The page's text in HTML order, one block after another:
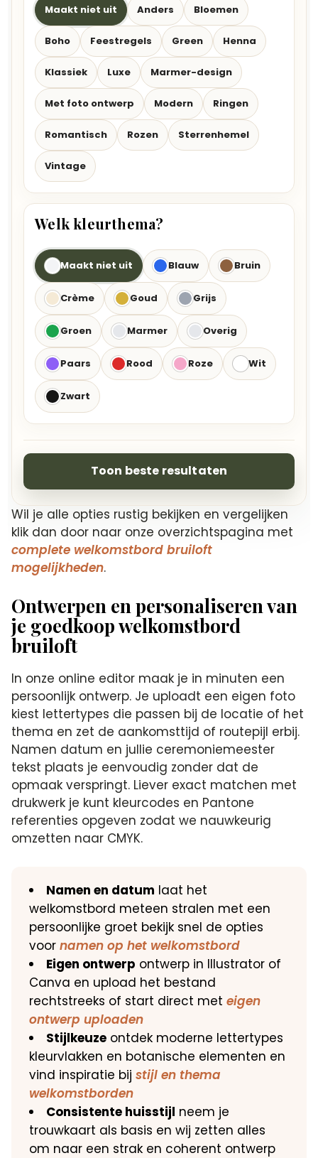
Maakt niet uit Anders Bloemen
Boho Feestregels Green Henna
Klassiek Luxe Marmer-design
Met foto ontwerp Modern Ringen
Romantisch Rozen Sterrenhemel
Vintage
Welk kleurthema?
Maakt niet uit Blauw Bruin
Crème Goud Grijs
Groen Marmer Overig
Paars Rood Roze Wit
Zwart
Toon beste resultaten
Wil je alle opties rustig bekijken en vergelijken
klik dan door naar onze overzichtspagina met
complete welkomstbord bruiloft
mogelijkheden.
Ontwerpen en personaliseren van
je goedkoop welkomstbord
bruiloft
In onze online editor maak je in minuten een
persoonlijk ontwerp. Je uploadt een eigen foto
kiest lettertypes die passen bij de locatie of het
thema en zet de aankomsttijd of routepijl erbij.
Namen datum en jullie ceremoniemeester
tekst plaats je eenvoudig zonder dat de
opmaak verspringt. Liever exact matchen met
drukwerk je kunt kleurcodes en Pantone
referenties opgeven zodat we nauwkeurig
omzetten naar CMYK.
Namen en datum laat het
welkomstbord meteen stralen met een
persoonlijke groet bekijk snel de opties
voornamen op het welkomstbord
Eigen ontwerp ontwerp in Illustrator of
Canva en upload het bestand
rechtstreeks of start direct meteigen
ontwerp uploaden
Stijlkeuze ontdek moderne lettertypes
kleurvlakken en botanische elementen en
vind inspiratie bijstijl en thema
welkomstborden
Consistente huisstijl neem je
trouwkaart als basis en wij zetten alles
om naar een strak en coherent ontwerp